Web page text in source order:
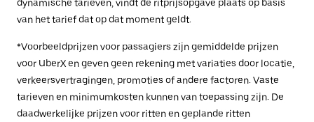
dynamische tarieven, vindt de ritprijsopgave plaats op basis
van het tarief dat op dat moment geldt.
*Voorbeeldprijzen voor passagiers zijn gemiddelde prijzen
voor UberX en geven geen rekening met variaties door locatie,
verkeersvertragingen, promoties of andere factoren. Vaste
tarieven en minimumkosten kunnen van toepassing zijn. De
daadwerkelijke prijzen voor ritten en geplande ritten